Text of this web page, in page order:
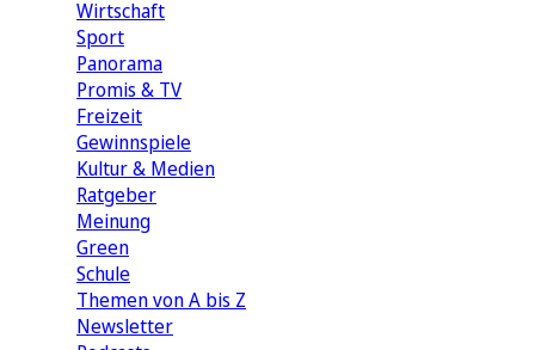
Wirtschaft
Sport
Panorama
Promis & TV
Freizeit
Gewinnspiele
Kultur & Medien
Ratgeber
Meinung
Green
Schule
Themen von A bis Z
Newsletter